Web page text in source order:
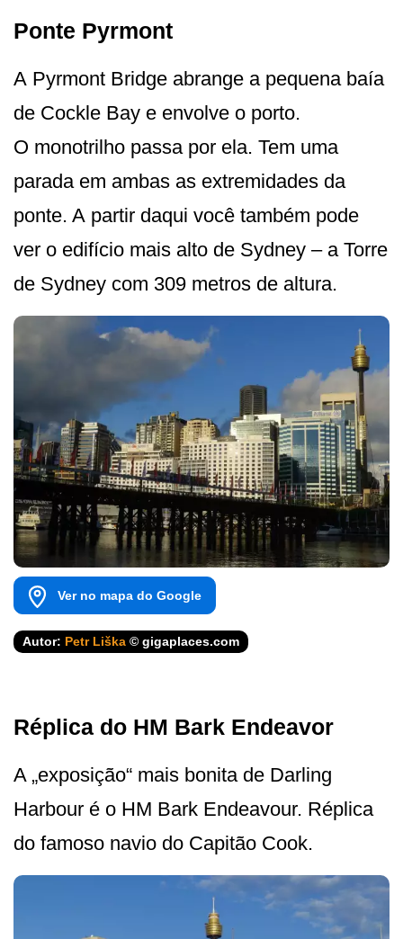
Ponte Pyrmont
A Pyrmont Bridge abrange a pequena baía
de Cockle Bay e envolve o porto.
O monotrilho passa por ela. Tem uma
parada em ambas as extremidades da
ponte. A partir daqui você também pode
ver o edifício mais alto de Sydney – a Torre
de Sydney com 309 metros de altura.
Ver no mapa do Google
Autor: Petr Liška © gigaplaces.com
Réplica do HM Bark Endeavor
A „exposição“ mais bonita de Darling
Harbour é o HM Bark Endeavour. Réplica
do famoso navio do Capitão Cook.